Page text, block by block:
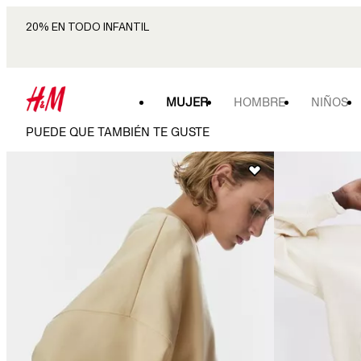
20% EN TODO INFANTIL
MUJER HOMBRE NIÑOS
PUEDE QUE TAMBIÉN TE GUSTE